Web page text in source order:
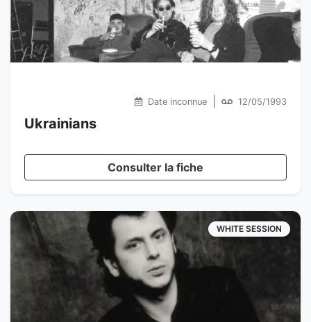
Date inconnue 12/05/1993
Ukrainians
Consulter la fiche
WHITE SESSION